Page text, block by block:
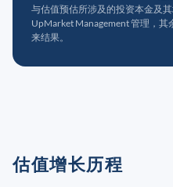
与估值预估所涉及的投资本金及
UpMarket Management 管理，
来结果。
估值增长历程